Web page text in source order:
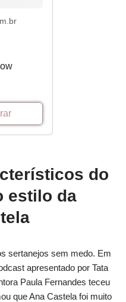
do
estilo da
sertanejos sem medo. Em
apresentado por Tata
Paula Fernandes teceu
que Ana Castela foi muito